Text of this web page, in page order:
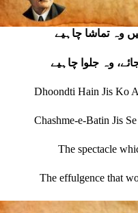
وہ تماشا چاہیے
وہ جلوا چاہیے
Dhoondti Hain Jis Ko
Chashme-e-Batin Jis
The spectacle
The effulgence that